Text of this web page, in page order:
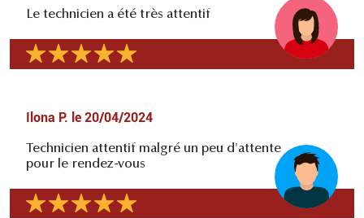
Le technicien a été très attentif
Ilona P. le 20/04/2024
Technicien attentif malgré un peu d'attente
pour le rendez-vous